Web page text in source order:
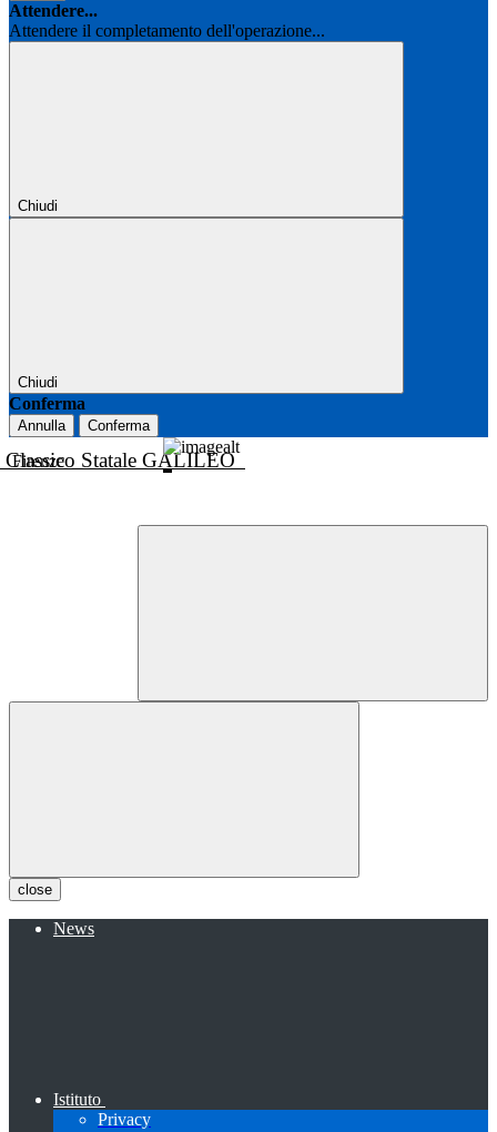
Attendere...
Attendere il completamento dell'operazione...
Chiudi
Chiudi
Conferma
Annulla Conferma
Classico Statale GALILEO
Firenze
close
News
Istituto
Privacy